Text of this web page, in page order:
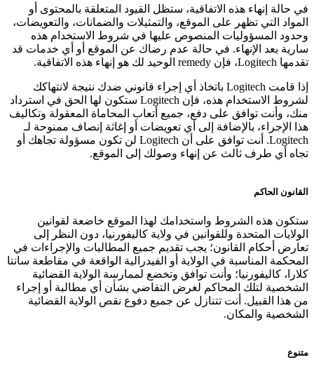
في حالة إنهاء هذه الاتفاقية، ستظل القيود المتعلقة بالمحتوى أو
المواد التي تظهر على الموقع، والتمثيلات والضمانات، والتعويضات،
وحدود المسؤوليات المنصوص عليها في شروط الاستخدام هذه
سارية بعد الإنهاء. في حالة عدم رضاك عن الموقع أو أي خدمات قد
تقدمها Logitech، فإن remedy الوحيد لك هو إنهاء هذه الاتفاقية.
إذا قامت Logitech باتخاذ أي إجراء قانوني ضدك نتيجة لانتهاكك
لشروط الاستخدام هذه، فإن Logitech ستكون لها الحق في استرداد
منك، وأنت توافق على دفع، جميع أتعاب المحاماة المعقولة وتكاليف
هذا الإجراء، بالإضافة إلى أي تعويضات أو إغاثة إنصاف ممنوحة لـ
Logitech. أنت توافق على أن Logitech لن تكون مسؤولة تجاهك أو
تجاه أي طرف ثالث عن إنهاء وصولك إلى الموقع.
القانون الحاكم
ستكون هذه الشروط واستخدامك لهذا الموقع خاضعة لقوانين
الولايات المتحدة وللقوانين في ولاية كاليفورنيا، دون النظر إلى
تعارض أحكام القانون؛ يجب تقديم جميع المطالبات والإجراءات في
المحكمة المناسبة في الولاية أو الفيدرالية الواقعة في مقاطعة سانتا
كلارا، كاليفورنيا؛ وأنت توافق وتخضع لممارسة الولاية القضائية
الشخصية لتلك المحاكم لغرض التقاضي بشأن أي مطالبة أو إجراء
من هذا القبيل. أنت تتنازل عن جميع دفوع نقص الولاية القضائية
الشخصية والمكان.
متنوع